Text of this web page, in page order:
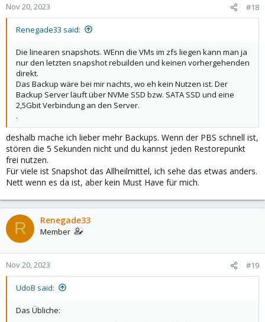
Nov 20, 2023 #18
Renegade33 said:
Die linearen snapshots. WEnn die VMs im zfs liegen kann man ja
nur den letzten snapshot rebuilden und keinen vorhergehenden
direkt.
Das Backup wäre bei mir nachts, wo eh kein Nutzen ist. Der
Backup Server läuft über NVMe SSD bzw. SATA SSD und eine
2,5Gbit Verbindung an den Server.
.
deshalb mache ich lieber mehr Backups. Wenn der PBS schnell ist,
stören die 5 Sekunden nicht und du kannst jeden Restorepunkt
frei nutzen.
Für viele ist Snapshot das Allheilmittel, ich sehe das etwas anders.
Nett wenn es da ist, aber kein Must Have für mich.
R Renegade33
Member
Nov 20, 2023 #19
UdoB said:
Das Übliche: